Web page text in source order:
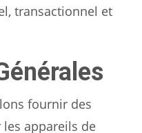
transactionnel et
fournir des
appareils de